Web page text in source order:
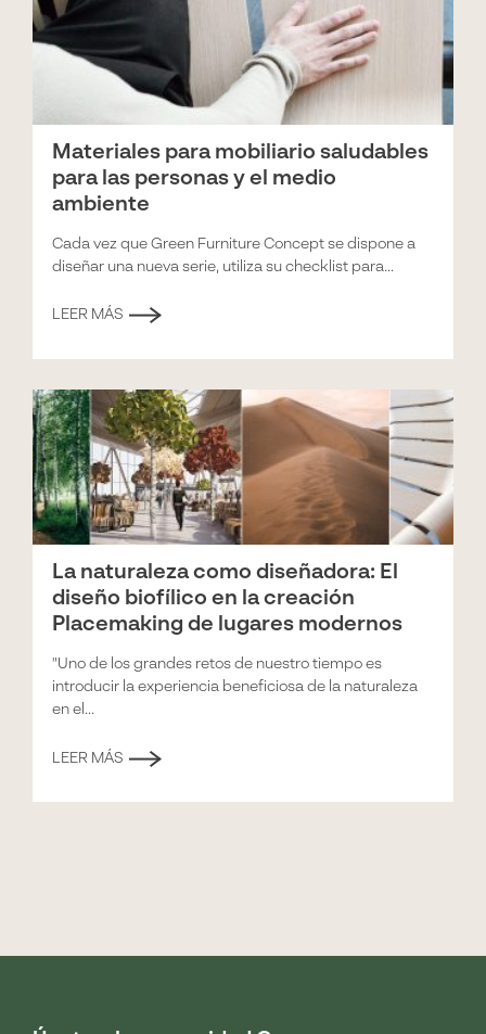
Materiales para mobiliario saludables
para las personas y el medio
ambiente
Cada vez que Green Furniture Concept se dispone a
diseñar una nueva serie, utiliza su checklist para...
LEER MÁS
La naturaleza como diseñadora: El
diseño biofílico en la creación
Placemaking de lugares modernos
"Uno de los grandes retos de nuestro tiempo es
introducir la experiencia beneficiosa de la naturaleza
en el...
LEER MÁS